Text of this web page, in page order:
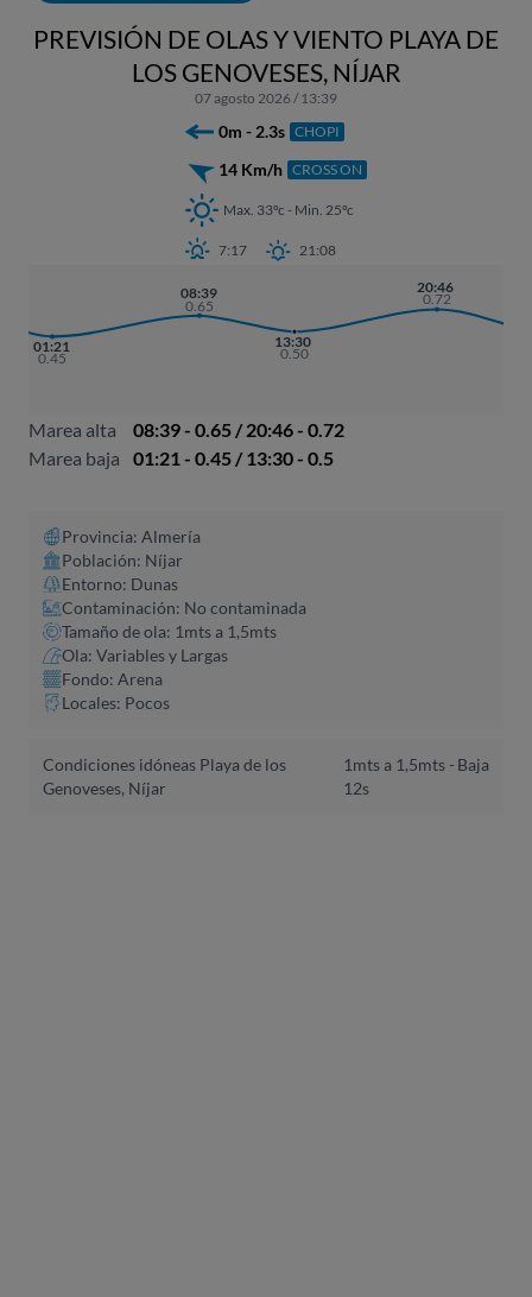
PREVISIÓN DE OLAS Y VIENTO PLAYA DE
LOS GENOVESES, NÍJAR
07 agosto 2026 / 13:39
0m - 2.3s CHOPI
14 Km/h CROSS ON
Max. 33ºc - Min. 25ºc
7:17 21:08
01:21
0.45
08:39
0.65
13:30
0.50
20:46
0.72
Marea alta
08:39 - 0.65 / 20:46 - 0.72
Marea baja
01:21 - 0.45 / 13:30 - 0.5
Provincia: Almería
Población: Níjar
Entorno: Dunas
Contaminación: No contaminada
Tamaño de ola: 1mts a 1,5mts
Ola: Variables y Largas
Fondo: Arena
Locales: Pocos
Condiciones idóneas Playa de los
Genoveses, Níjar
1mts a 1,5mts -
12s
Baja